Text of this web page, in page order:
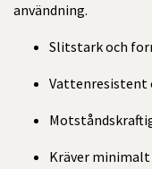
användning.
Slitstark och
Vattenresistent
Kräver minimalt